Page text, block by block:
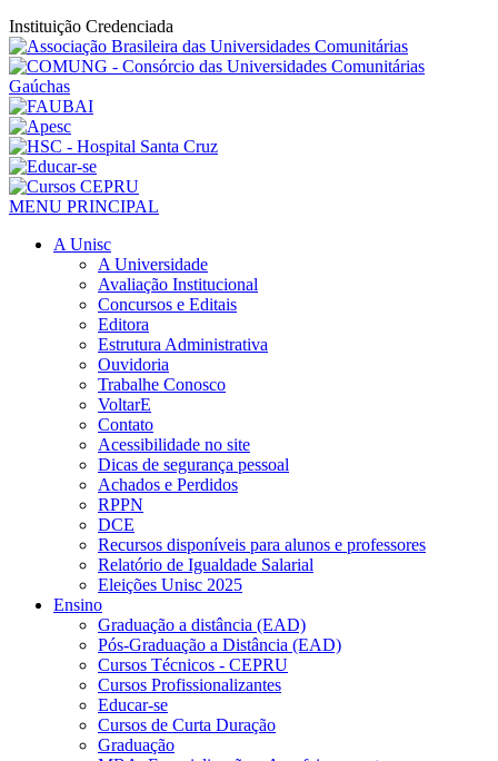
Instituição Credenciada
MENU PRINCIPAL
A Unisc
A Universidade
Avaliação Institucional
Concursos e Editais
Editora
Estrutura Administrativa
Ouvidoria
Trabalhe Conosco
VoltarE
Contato
Acessibilidade no site
Dicas de segurança pessoal
Achados e Perdidos
RPPN
DCE
Recursos disponíveis para alunos e professores
Relatório de Igualdade Salarial
Eleições Unisc 2025
Ensino
Graduação a distância (EAD)
Pós-Graduação a Distância (EAD)
Cursos Técnicos - CEPRU
Cursos Profissionalizantes
Educar-se
Cursos de Curta Duração
Graduação